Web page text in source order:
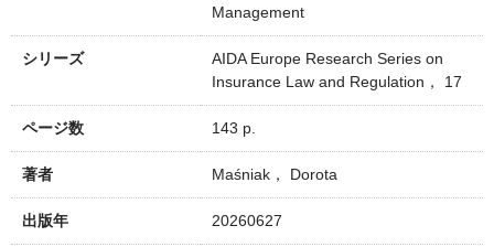
Management
シリーズ
AIDA Europe Research Series on
Insurance Law and Regulation， 17
ページ数 143 p.
著者 Maśniak， Dorota
出版年 20260627